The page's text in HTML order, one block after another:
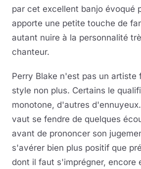
par cet excellent banjo évoqué
apporte une petite touche de
autant nuire à la personnalité
chanteur.
Perry Blake n'est pas un artiste
style non plus. Certains le
monotone, d'autres
vaut se fendre de quelques
avant de prononcer son
s'avérer bien plus positif que
dont il faut s'imprégner, encore